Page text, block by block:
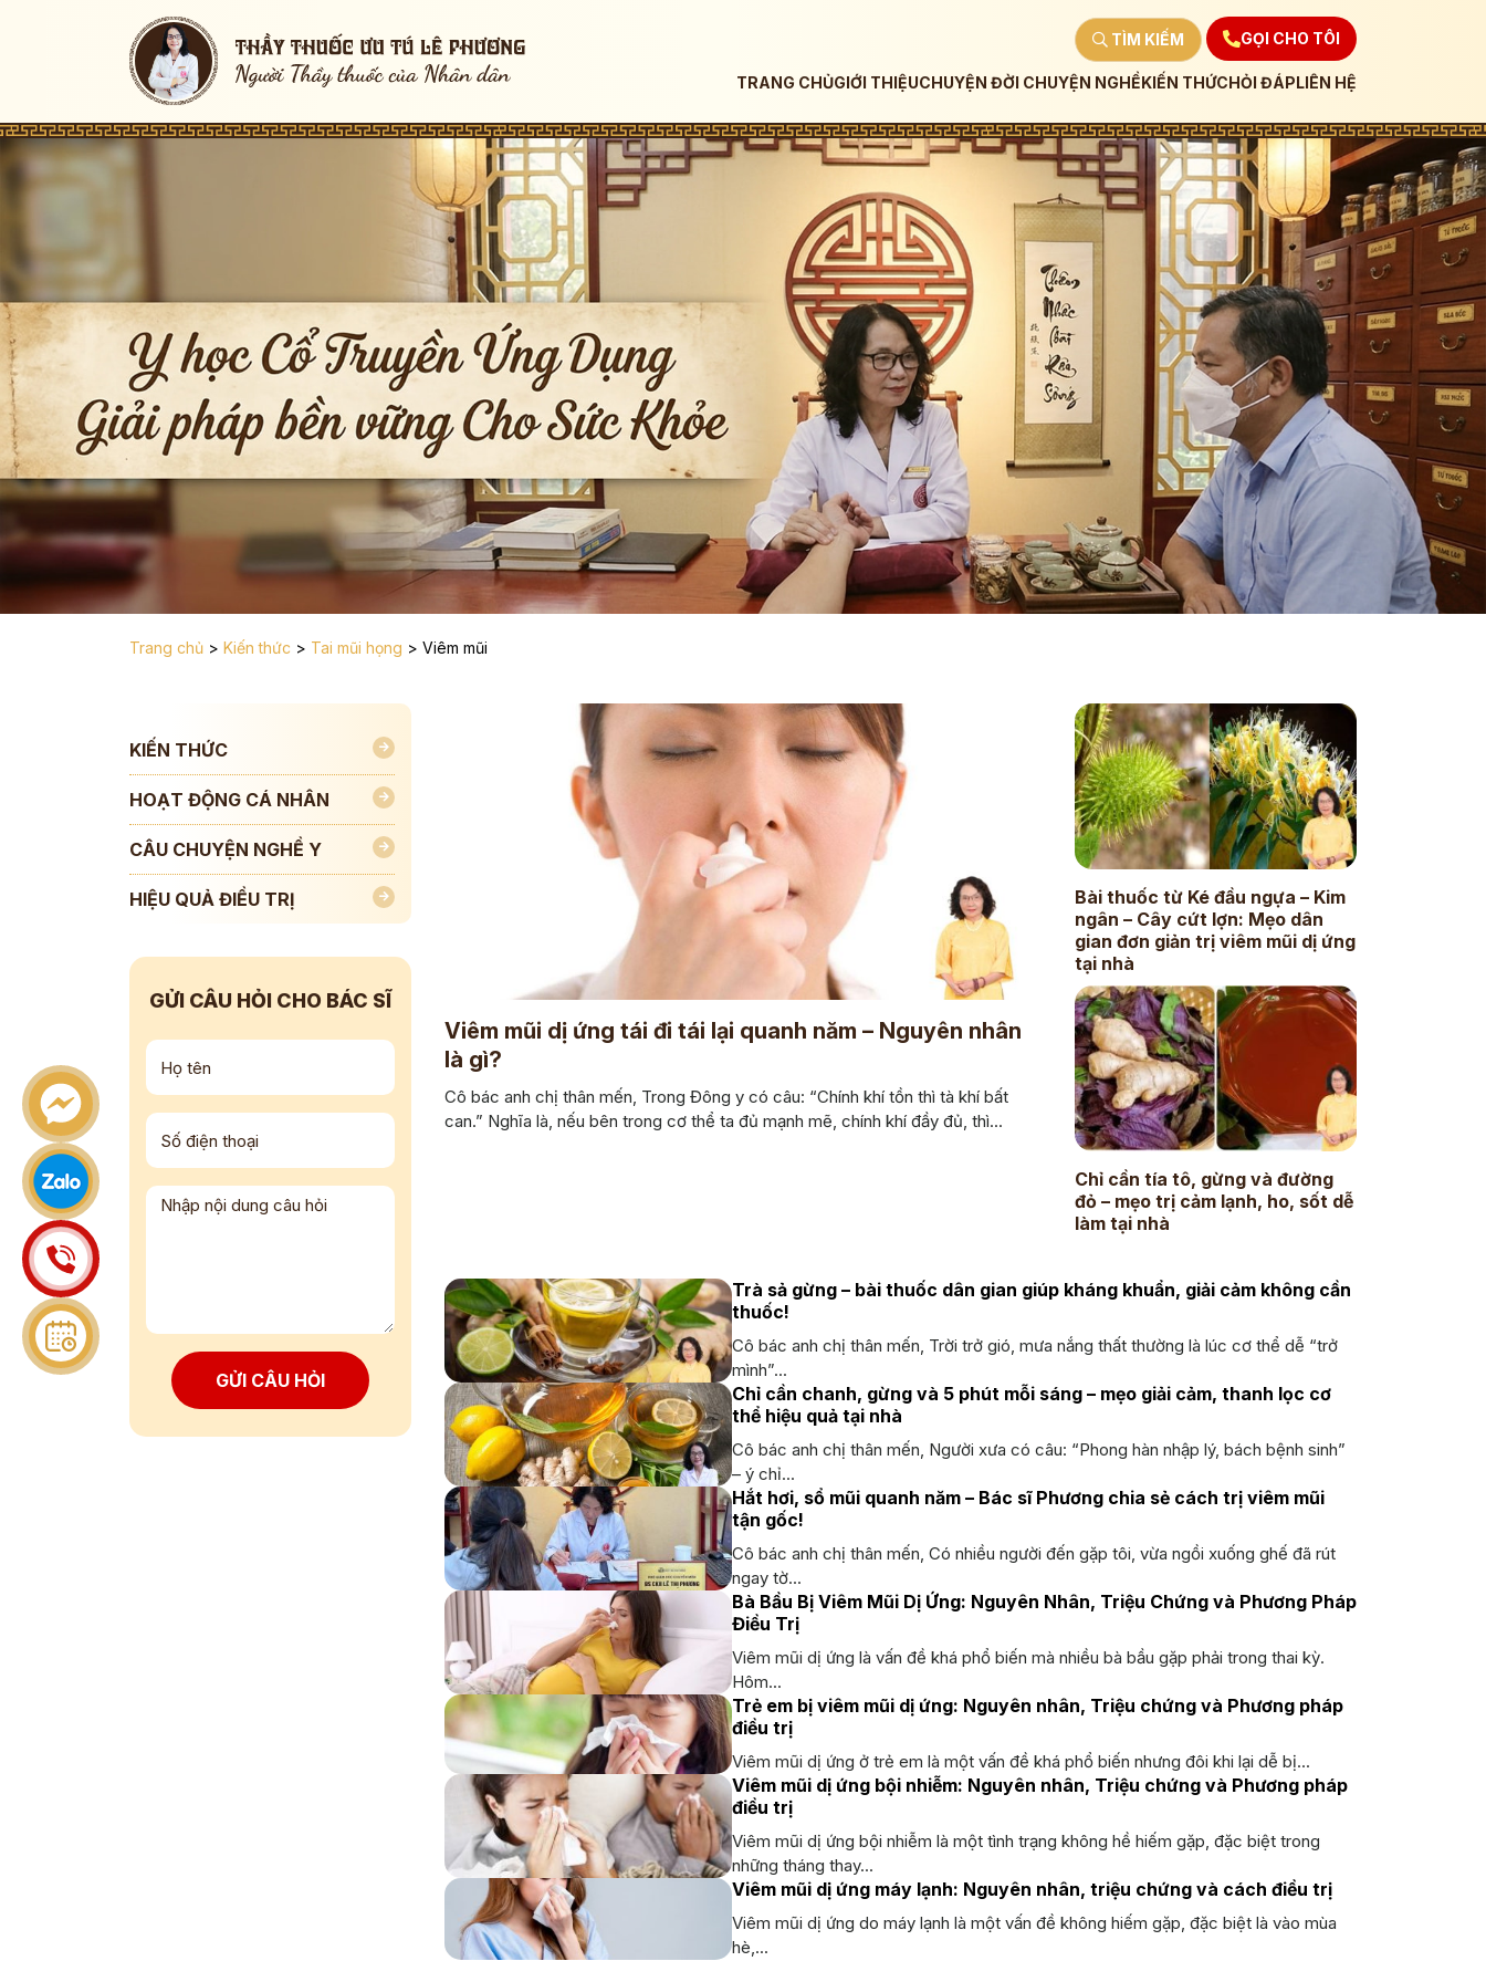
TÌM KIẾM GỌI CHO TÔI
TRANG CHỦGIỚI THIỆUCHUYỆN ĐỜI CHUYỆN NGHỀKIẾN THỨCHỎI ĐÁPLIÊN HỆ
Trang chủ > Kiến thức > Tai mũi họng > Viêm mũi
KIẾN THỨC
HOẠT ĐỘNG CÁ NHÂN
CÂU CHUYỆN NGHỀ Y
HIỆU QUẢ ĐIỀU TRỊ
GỬI CÂU HỎI CHO BÁC SĨ
GỬI CÂU HỎI
Viêm mũi dị ứng tái đi tái lại quanh năm – Nguyên nhân
là gì?
Cô bác anh chị thân mến, Trong Đông y có câu: “Chính khí tồn thì tà khí bất
can.” Nghĩa là, nếu bên trong cơ thể ta đủ mạnh mẽ, chính khí đầy đủ, thì...
Bài thuốc từ Ké đầu ngựa – Kim
ngân – Cây cứt lợn: Mẹo dân
gian đơn giản trị viêm mũi dị ứng
tại nhà
Chỉ cần tía tô, gừng và đường
đỏ – mẹo trị cảm lạnh, ho, sốt dễ
làm tại nhà
Trà sả gừng – bài thuốc dân gian giúp kháng khuẩn, giải cảm không cần
thuốc!
Cô bác anh chị thân mến, Trời trở gió, mưa nắng thất thường là lúc cơ thể dễ “trở
mình”...
Chỉ cần chanh, gừng và 5 phút mỗi sáng – mẹo giải cảm, thanh lọc cơ
thể hiệu quả tại nhà
Cô bác anh chị thân mến, Người xưa có câu: “Phong hàn nhập lý, bách bệnh sinh”
– ý chỉ...
Hắt hơi, sổ mũi quanh năm – Bác sĩ Phương chia sẻ cách trị viêm mũi
tận gốc!
Cô bác anh chị thân mến, Có nhiều người đến gặp tôi, vừa ngồi xuống ghế đã rút
ngay tờ...
Bà Bầu Bị Viêm Mũi Dị Ứng: Nguyên Nhân, Triệu Chứng và Phương Pháp
Điều Trị
Viêm mũi dị ứng là vấn đề khá phổ biến mà nhiều bà bầu gặp phải trong thai kỳ.
Hôm...
Trẻ em bị viêm mũi dị ứng: Nguyên nhân, Triệu chứng và Phương pháp
điều trị
Viêm mũi dị ứng ở trẻ em là một vấn đề khá phổ biến nhưng đôi khi lại dễ bị...
Viêm mũi dị ứng bội nhiễm: Nguyên nhân, Triệu chứng và Phương pháp
điều trị
Viêm mũi dị ứng bội nhiễm là một tình trạng không hề hiếm gặp, đặc biệt trong
những tháng thay...
Viêm mũi dị ứng máy lạnh: Nguyên nhân, triệu chứng và cách điều trị
Viêm mũi dị ứng do máy lạnh là một vấn đề không hiếm gặp, đặc biệt là vào mùa
hè,...